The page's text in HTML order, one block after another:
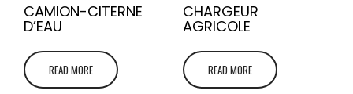
CAMION-CITERNE
D’EAU
READ MORE
CHARGEUR
AGRICOLE
READ MORE